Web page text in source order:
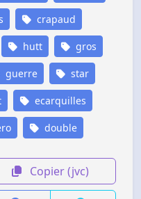
crapaud
hutt gros
guerre star
ecarquilles
double
Copier (jvc)